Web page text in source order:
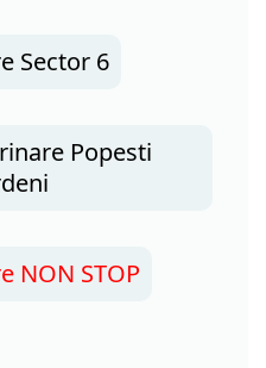
Sector 6
Popesti
NON STOP